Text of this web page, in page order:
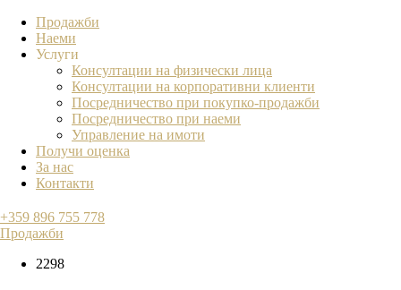
Продажби
Наеми
Услуги
Консултации на физически лица
Консултации на корпоративни клиенти
Посредничество при покупко-продажби
Посредничество при наеми
Управление на имоти
Получи оценка
За нас
Контакти
+359 896 755 778
Продажби
2298